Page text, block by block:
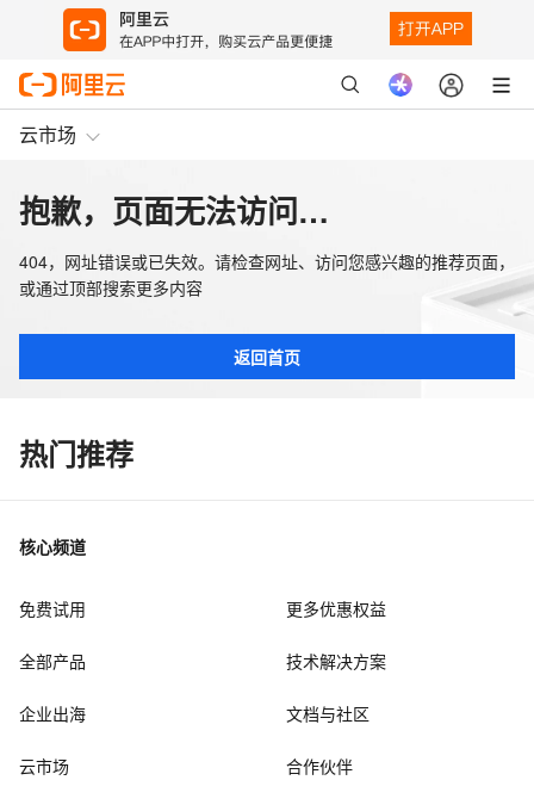
云市场
抱歉，页面无法访问…
404，网址错误或已失效。请检查网址、访问您感兴趣的推荐页面，
或通过顶部搜索更多内容
返回首页
热门推荐
核心频道
免费试用 更多优惠权益
全部产品 技术解决方案
企业出海 文档与社区
云市场 合作伙伴